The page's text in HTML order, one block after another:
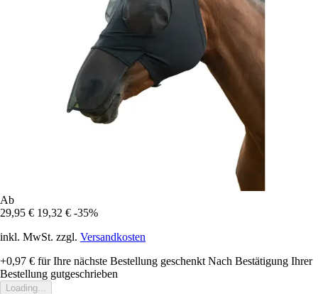
Ab
29,95 € 19,32 € -35%
inkl. MwSt. zzgl. Versandkosten
+0,97 € für Ihre nächste Bestellung geschenkt Nach Bestätigung Ihrer
Bestellung gutgeschrieben
Loading...